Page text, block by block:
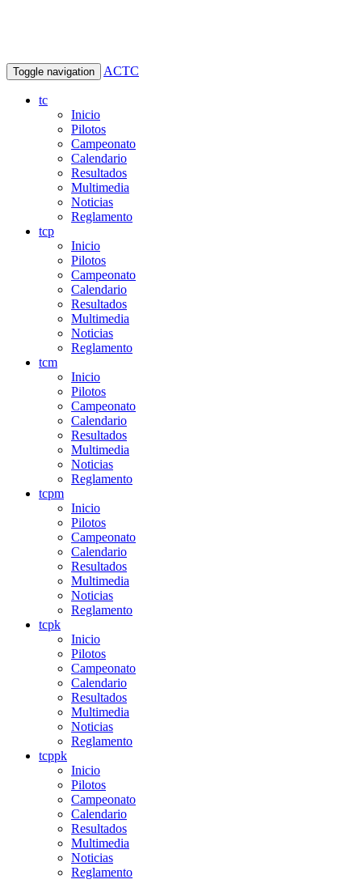
Toggle navigation ACTC
tc
Inicio
Pilotos
Campeonato
Calendario
Resultados
Multimedia
Noticias
Reglamento
tcp
Inicio
Pilotos
Campeonato
Calendario
Resultados
Multimedia
Noticias
Reglamento
tcm
Inicio
Pilotos
Campeonato
Calendario
Resultados
Multimedia
Noticias
Reglamento
tcpm
Inicio
Pilotos
Campeonato
Calendario
Resultados
Multimedia
Noticias
Reglamento
tcpk
Inicio
Pilotos
Campeonato
Calendario
Resultados
Multimedia
Noticias
Reglamento
tcppk
Inicio
Pilotos
Campeonato
Calendario
Resultados
Multimedia
Noticias
Reglamento